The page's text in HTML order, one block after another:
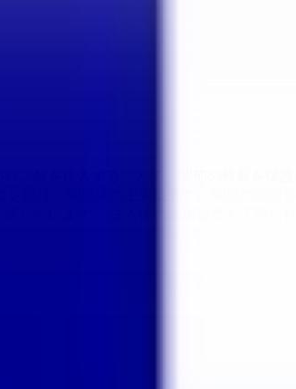
ン酸を注入することで、関節の軟骨を保
酸は、関節液の主要成分で、関節の潤
しています。 注入後の経過観察も丁寧
いる場合や病院の都合などにより実際に